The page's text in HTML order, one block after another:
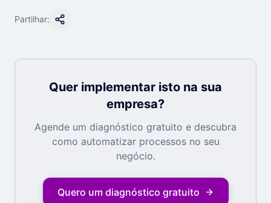
Partilhar:
Quer implementar isto na sua
empresa?
Agende um diagnóstico gratuito e descubra
como automatizar processos no seu
negócio.
Quero um diagnóstico gratuito